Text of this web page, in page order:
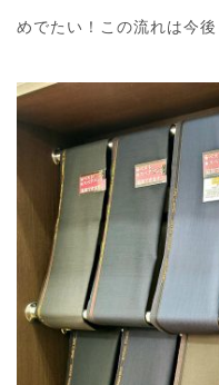
めでたい！この流れは今後